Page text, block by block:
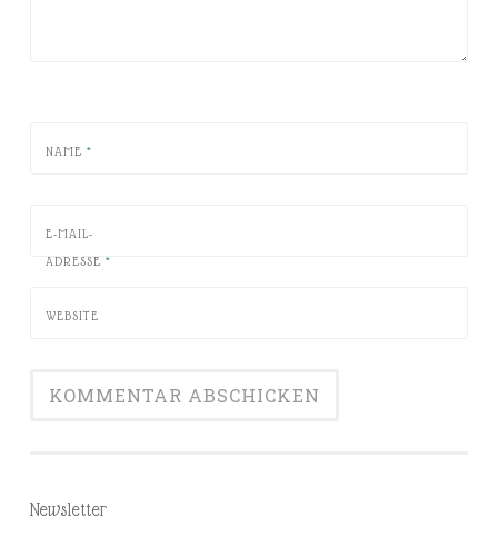
NAME *
E-MAIL-
ADRESSE *
WEBSITE
Newsletter